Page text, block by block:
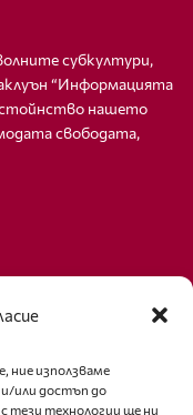
ние използваме
и/или достъп до
тези технологии ще ни
субкултури,
“Информацията
нашето
свободата,